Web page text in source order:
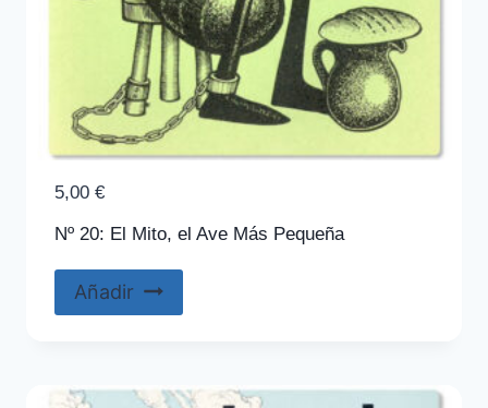
Nº 20: El Mito, el Ave Más Pequeña
5,00 €
Añadir